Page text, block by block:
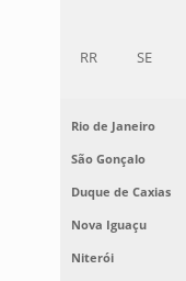
RR SE
Rio de Janeiro
São Gonçalo
Duque de Caxias
Nova Iguaçu
Niterói